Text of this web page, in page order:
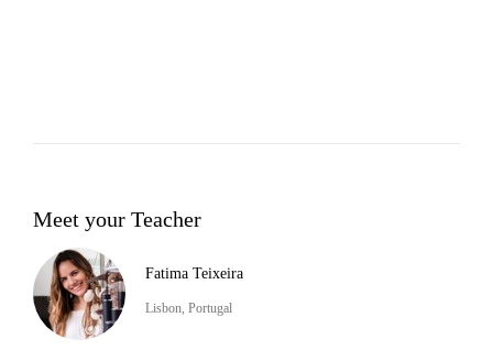
Meet your Teacher
Fatima Teixeira
Lisbon, Portugal